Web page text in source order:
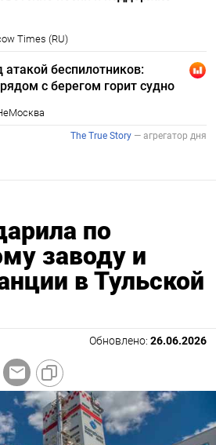
по
заводу и
в Тульской
Обновлено: 26.06.2026